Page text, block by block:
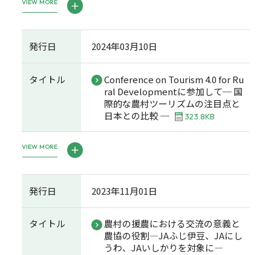
VIEW MORE
発行日 2024年03月10日
タイトル
Conference on Tourism 4.0 for Ru
ral Developmentに参加して─ 国
際的な農村ツーリズムの注目点と
日本との比較 ─
323.8KB
VIEW MORE
発行日 2023年11月01日
タイトル
農村の援農における交流の意義と
農協の役割―JAふじ伊豆、JAにし
うわ、JAいしかりを対象に―